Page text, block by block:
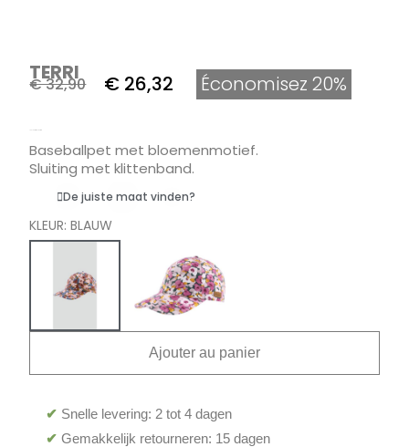
TERRI
€ 32,90 € 26,32 Économisez 20%
Baseballpet met bloemenmotief.
Sluiting met klittenband.
De juiste maat vinden?
KLEUR BLAUW
Ajouter au panier
✔ Snelle levering: 2 tot 4 dagen
✔ Gemakkelijk retourneren: 15 dagen